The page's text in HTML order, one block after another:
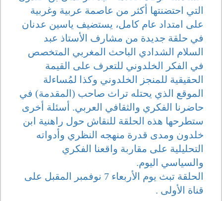
التي احتضنتها أكثر من عاصمة عربية وغربية
على امتداد عام كامل، يستضيف ياسين عدنان
في حلقة جديدة من مشارف الأستاذ عبد
السلام الشدادي الباحث المغربي المتخصص
في الفكر الخلدوني للتعرف على القيمة
الحقيقية للمنجز الخلدوني وكذا لمُساءلة
الموقع الذي يحتله تراث صاحب (المقدمة) في
حاضرنا الفكري والثقافي العربي. أسئلة أخرى
ستطرحها هذه الحلقة للنقاش حول راهنية ابن
خلدون ومدى قدرة منهجه النظري وأدواته
التحليلية على مقاربة واقعنا الفكري
والسياسي اليوم.
الحلقة تبث يوم الأربعاء 7 نوفمبر المقبل على
قناة الأولى .